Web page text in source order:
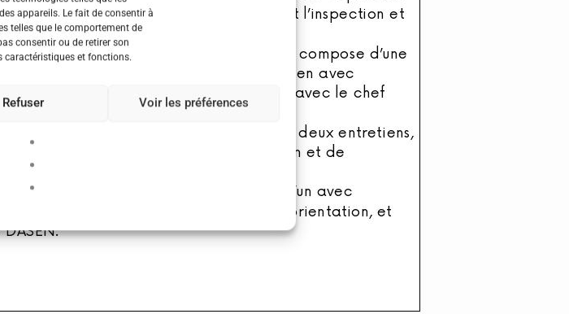
appareils. Le fait de consentir à
telles que le comportement de
consentir ou de retirer son
caractéristiques et fonctions.
Refuser Voir les préférences